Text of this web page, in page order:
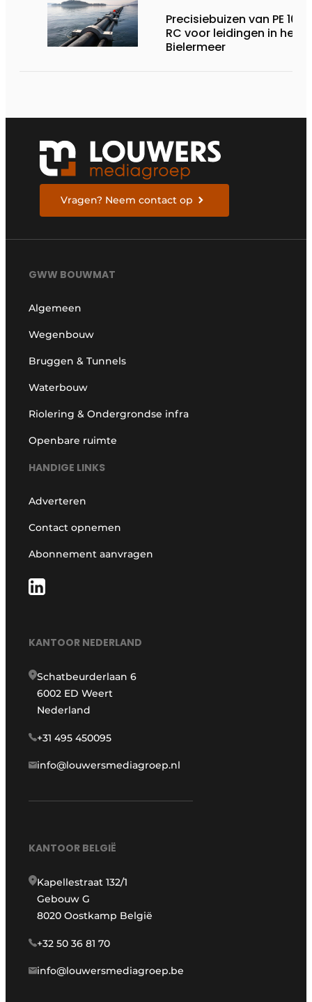
Precisiebuizen van PE 100-
RC voor leidingen in het
Bielermeer
Vragen? Neem contact op
GWW BOUWMAT
Algemeen
Wegenbouw
Bruggen & Tunnels
Waterbouw
Riolering & Ondergrondse infra
Openbare ruimte
HANDIGE LINKS
Adverteren
Contact opnemen
Abonnement aanvragen
KANTOOR NEDERLAND
Schatbeurderlaan 6
6002 ED Weert
Nederland
+31 495 450095
info@louwersmediagroep.nl
KANTOOR BELGIË
Kapellestraat 132/1
Gebouw G
8020 Oostkamp België
+32 50 36 81 70
info@louwersmediagroep.be